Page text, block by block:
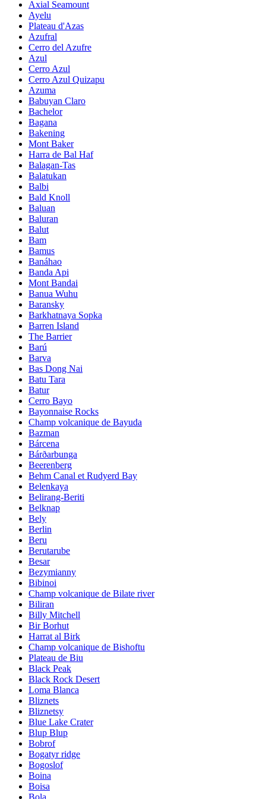
Axial Seamount
Ayelu
Plateau d'Azas
Azufral
Cerro del Azufre
Azul
Cerro Azul
Cerro Azul Quizapu
Azuma
Babuyan Claro
Bachelor
Bagana
Bakening
Mont Baker
Harra de Bal Haf
Balagan-Tas
Balatukan
Balbi
Bald Knoll
Baluan
Baluran
Balut
Bam
Bamus
Banáhao
Banda Api
Mont Bandai
Banua Wuhu
Baransky
Barkhatnaya Sopka
Barren Island
The Barrier
Barú
Barva
Bas Dong Nai
Batu Tara
Batur
Cerro Bayo
Bayonnaise Rocks
Champ volcanique de Bayuda
Bazman
Bárcena
Bárðarbunga
Beerenberg
Behm Canal et Rudyerd Bay
Belenkaya
Belirang-Beriti
Belknap
Bely
Berlin
Beru
Berutarube
Besar
Bezymianny
Bibinoi
Champ volcanique de Bilate river
Biliran
Billy Mitchell
Bir Borhut
Harrat al Birk
Champ volcanique de Bishoftu
Plateau de Biu
Black Peak
Black Rock Desert
Loma Blanca
Bliznets
Bliznetsy
Blue Lake Crater
Blup Blup
Bobrof
Bogatyr ridge
Bogoslof
Boina
Boisa
Bola